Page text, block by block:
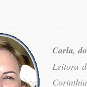
Carla,
Leitora